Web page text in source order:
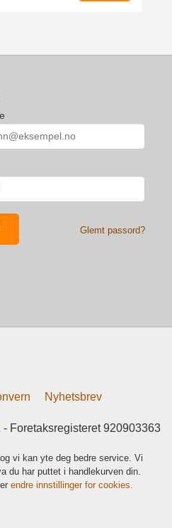
Glemt passord?
Nyhetsbrev
- Foretaksregisteret 920903363
vi kan yte deg bedre service. Vi
du har puttet i handlekurven din.
endre innstillinger for cookies.